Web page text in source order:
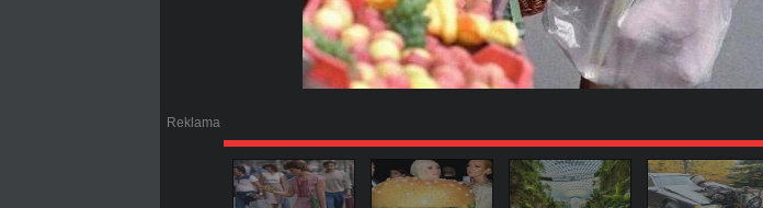
Reklama